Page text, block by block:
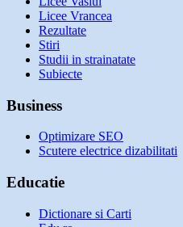
Licee Vrancea
Rezultate
Stiri
Studii in strainatate
Subiecte
Business
Optimizare SEO
Scutere electrice dizabilitati
Educatie
Dictionare si Carti